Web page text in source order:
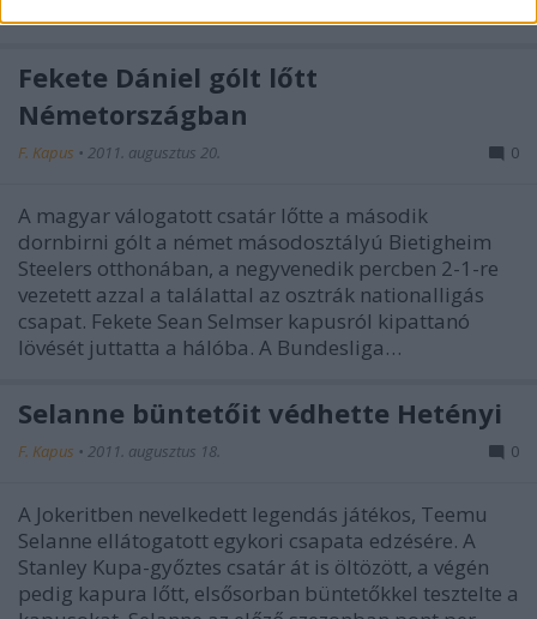
Fekete Dániel gólt lőtt
Németországban
F. Kapus • 2011. augusztus 20. 0
A magyar válogatott csatár lőtte a második
dornbirni gólt a német másodosztályú Bietigheim
Steelers otthonában, a negyvenedik percben 2-1-re
vezetett azzal a találattal az osztrák nationalligás
csapat. Fekete Sean Selmser kapusról kipattanó
lövését juttatta a hálóba. A Bundesliga…
Selanne büntetőit védhette Hetényi
F. Kapus • 2011. augusztus 18. 0
A Jokeritben nevelkedett legendás játékos, Teemu
Selanne ellátogatott egykori csapata edzésére. A
Stanley Kupa-győztes csatár át is öltözött, a végén
pedig kapura lőtt, elsősorban büntetőkkel tesztelte a